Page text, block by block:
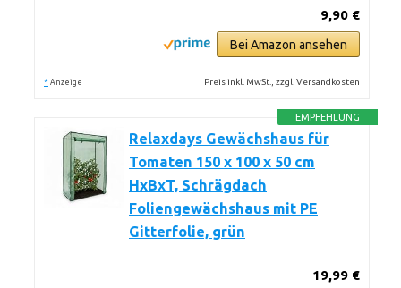
9,90 €
Bei Amazon ansehen
* Anzeige Preis inkl. MwSt., zzgl. Versandkosten
EMPFEHLUNG
Relaxdays Gewächshaus für
Tomaten 150 x 100 x 50 cm
HxBxT, Schrägdach
Foliengewächshaus mit PE
Gitterfolie, grün
19,99 €